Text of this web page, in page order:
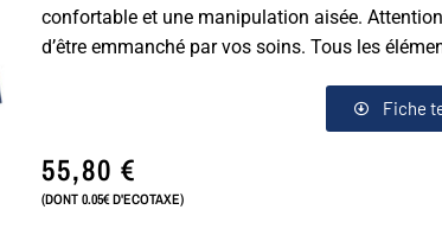
confortable et une manipulation aisée.
d’être emmanché par vos soins. Tous les
Fiche
55,80€
(DONT 0.05€ D'ECOTAXE)